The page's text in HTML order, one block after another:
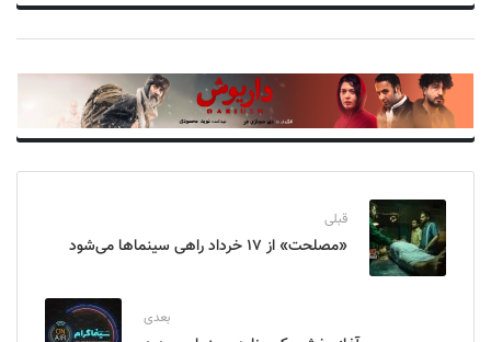
قبلی
«مصلحت» از ۱۷ خرداد راهی سینماها می‌شود
بعدی